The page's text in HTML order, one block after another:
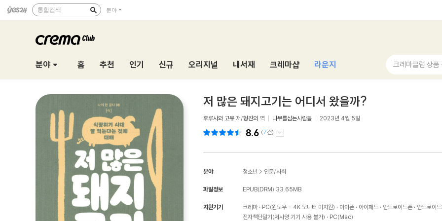
통합검색 분야
분야 홈 추천 인기 신규 오리지널 내서재 크레마샵 라운지 크레마클럽 상품
저 많은 돼지고기는 어디서 왔을까?
후루사와 고유 저/형진의 역 나무를심는사람들 2023년 4월 5일
8.6 (7건)
분야 청소년 > 인문/사회
파일정보 EPUB(DRM) 33.65MB
지원기기 크레마 PC(윈도우 - 4K 모니터 미지원) 아이폰 아이패드 안드로이드폰
안드로이
전자책단말기(저사양 기기 사용 불가)
PC(Mac)